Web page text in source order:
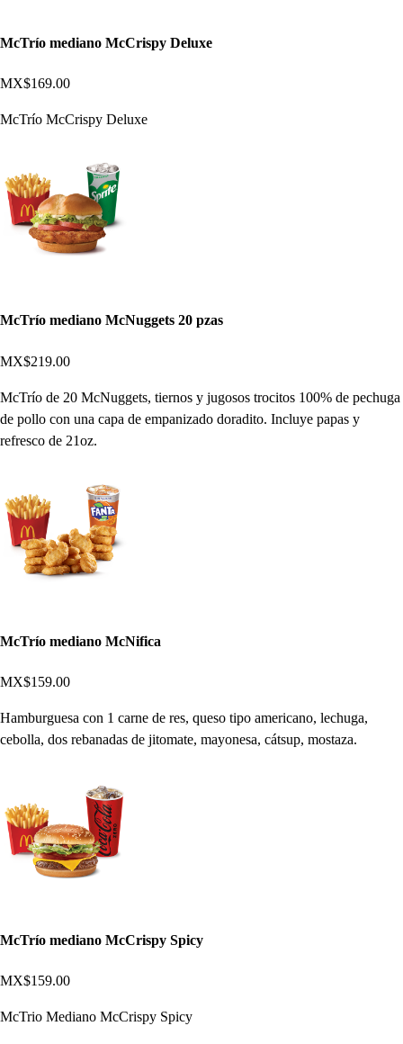
McTrío mediano McCrispy Deluxe
MX$169.00
McTrío McCrispy Deluxe
McTrío mediano McNuggets 20 pzas
MX$219.00
McTrío de 20 McNuggets, tiernos y jugosos trocitos 100% de pechuga
de pollo con una capa de empanizado doradito. Incluye papas y
refresco de 21oz.
McTrío mediano McNifica
MX$159.00
Hamburguesa con 1 carne de res, queso tipo americano, lechuga,
cebolla, dos rebanadas de jitomate, mayonesa, cátsup, mostaza.
McTrío mediano McCrispy Spicy
MX$159.00
McTrio Mediano McCrispy Spicy